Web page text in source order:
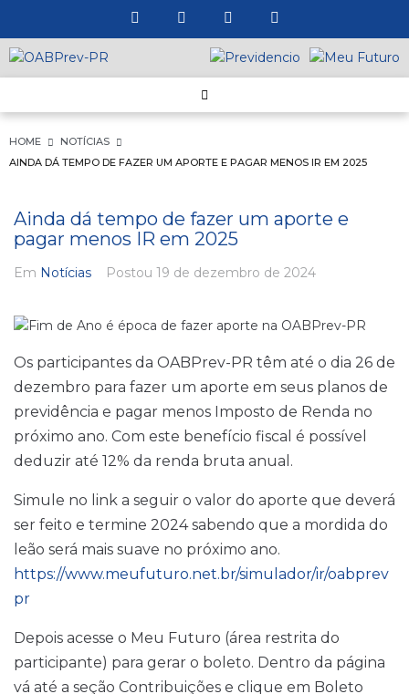
HOME
NOTÍCIAS
AINDA DÁ TEMPO DE FAZER UM APORTE E PAGAR MENOS IR EM 2025
Ainda dá tempo de fazer um aporte e
pagar menos IR em 2025
Em Notícias Postou 19 de dezembro de 2024
Os participantes da OABPrev-PR têm até o dia 26 de
dezembro para fazer um aporte em seus planos de
previdência e pagar menos Imposto de Renda no
próximo ano. Com este benefício fiscal é possível
deduzir até 12% da renda bruta anual.
Simule no link a seguir o valor do aporte que deverá
ser feito e termine 2024 sabendo que a mordida do
leão será mais suave no próximo ano.
https://www.meufuturo.net.br/simulador/ir/oabprev
pr
Depois acesse o Meu Futuro (área restrita do
participante) para gerar o boleto. Dentro da página
vá até a seção Contribuições e clique em Boleto